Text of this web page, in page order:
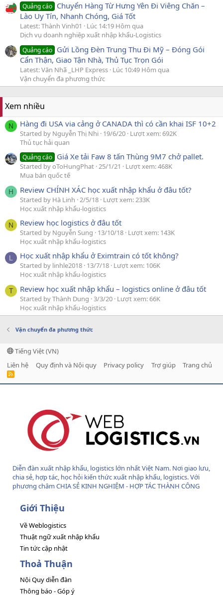
Quảng cáo Chuyển Hàng Từ Hưng Yên Đi Viêng Chăn –
Lào Uy Tín, Nhanh Chóng, Giá Tốt
Latest: Thành Vinh01
Lúc 14:19 Hôm qua
Dịch vụ doanh nghiệp xuất nhập khẩu-Logistics
Quảng cáo Gửi Lồng Đèn Trung Thu Đi Mỹ – Đóng Gói
Cẩn Thận, Giao Tận Nhà, Thủ Tục Trọn Gói
Latest: Văn Nhã _LHP Express Lúc 10:49 Hôm qua
Vận chuyển đa phương thức
Xem nhiều
N Hàng đi USA via cảng ở CANADA thì có cần khai ISF 10+2
Started by Nguyễn Thị Nhi 19/6/20 Lượt xem: 692K
Thủ tục hải quan
Quảng cáo Giá Xe tải Faw 8 tấn Thùng 9M7 chở pallet.
Started by oToHungPhat 25/1/21
Lượt xem: 468K
Mua bán quốc tế
H Review CHÍNH XÁC học xuất nhập khẩu ở đâu tốt?
Started by Hà Linh 2/5/18 Lượt xem: 233K
Học xuất nhập khẩu-logistics
N Review học logistics ở đâu tốt
Started by Nguyễn Sung 13/10/18 Lượt xem: 143K
Học xuất nhập khẩu-logistics
L Học xuất nhập khẩu ở Eximtrain có tốt không?
Started by linhle2018 13/7/18 Lượt xem: 106K
Học xuất nhập khẩu-logistics
T Review học xuất nhập khẩu – logistics online ở đâu tốt
Started by Thành Dung 3/3/20 Lượt xem: 66K
Học xuất nhập khẩu-logistics
Vận chuyển đa phương thức
Tiếng Việt (VN)
Liên hệ
Quy định và Nội quy Privacy policy Trợ giúp Trang chủ
R
S
Diễn đàn xuất nhập khẩu, logistics lớn nhất Việt Nam. Nơi giao lưu,
chia sẻ, hợp tác, học hỏi kiến thức xuất nhập khẩu, logistics. Với
phương châm CHIA SẺ KINH NGHIỆM - HỢP TÁC THÀNH CÔNG
Giới Thiệu
Về Weblogistics
Thuật ngữ xuất nhập khẩu
Tin tức cập nhật
Thoả Thuận
Nội Quy diễn đàn
Thông báo - Góp ý